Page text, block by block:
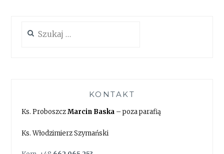
KONTAKT
Ks. ProboszczMarcin Baska – poza parafią
Ks. Włodzimierz Szymański